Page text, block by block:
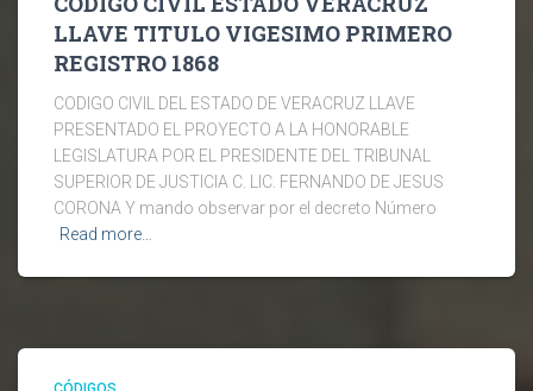
LLAVE TITULO VIGESIMO PRIMERO
REGISTRO 1868
CODIGO CIVIL DEL ESTADO DE VERACRUZ LLAVE
PRESENTADO EL PROYECTO A LA HONORABLE
LEGISLATURA POR EL PRESIDENTE DEL TRIBUNAL
SUPERIOR DE JUSTICIA C. LIC. FERNANDO DE JESUS
CORONA Y mando observar por el decreto Número
Read more…